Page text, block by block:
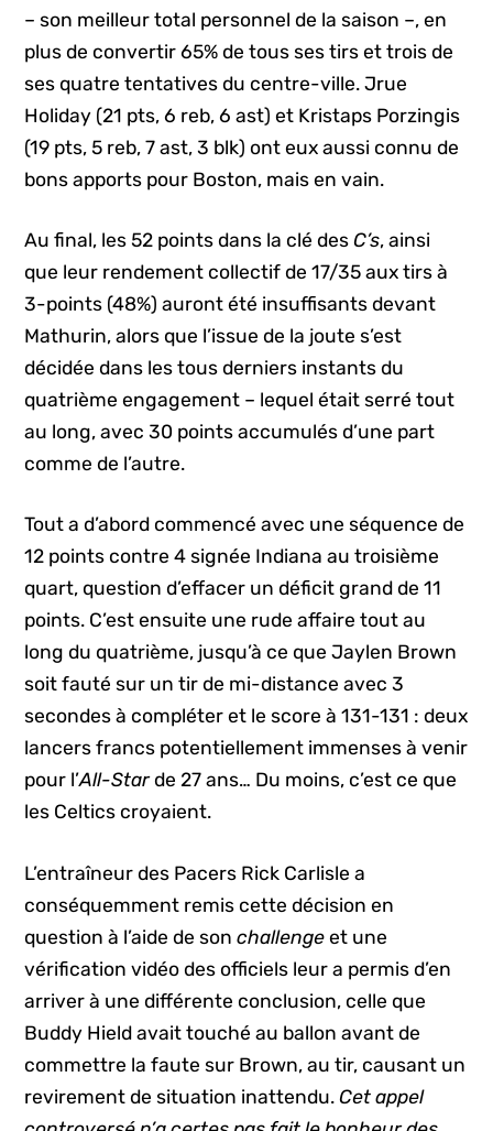
– son meilleur total personnel de la saison –, en
plus de convertir 65% de tous ses tirs et trois de
ses quatre tentatives du centre-ville. Jrue
Holiday (21 pts, 6 reb, 6 ast) et Kristaps Porzingis
(19 pts, 5 reb, 7 ast, 3 blk) ont eux aussi connu de
bons apports pour Boston, mais en vain.
Au final, les 52 points dans la clé desC’s, ainsi
que leur rendement collectif de 17/35 aux tirs à
3-points (48%) auront été insuffisants devant
Mathurin, alors que l’issue de la joute s’est
décidée dans les tous derniers instants du
quatrième engagement – lequel était serré tout
au long, avec 30 points accumulés d’une part
comme de l’autre.
Tout a d’abord commencé avec une séquence de
12 points contre 4 signée Indiana au troisième
quart, question d’effacer un déficit grand de 11
points. C’est ensuite une rude affaire tout au
long du quatrième, jusqu’à ce que Jaylen Brown
soit fauté sur un tir de mi-distance avec 3
secondes à compléter et le score à 131-131 : deux
lancers francs potentiellement immenses à venir
pour l’All-Starde 27 ans… Du moins, c’est ce que
les Celtics croyaient.
L’entraîneur des Pacers Rick Carlisle a
conséquemment remis cette décision en
question à l’aide de sonchallenge et une
vérification vidéo des officiels leur a permis d’en
arriver à une différente conclusion, celle que
Buddy Hield avait touché au ballon avant de
commettre la faute sur Brown, au tir, causant un
revirement de situation inattendu.Cet appel